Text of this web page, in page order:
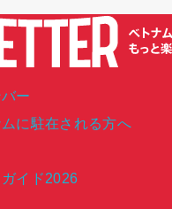
ー
に駐在される方へ
イド2026